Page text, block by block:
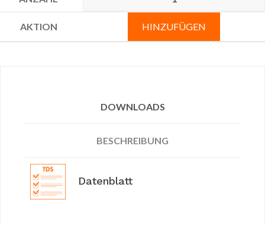
HINZUFÜGEN
DOWNLOADS
BESCHREIBUNG
Datenblatt